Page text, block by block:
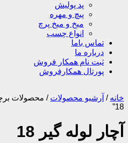
پد پولیش
پیچ و مهره
میخ و میخ پرچ
انواع چسب
تماس باما
درباره ما
ثبت نام همکار فروش
پورتال همکارفروش
خانه / آرشیو محصولات / محصولات
18”
آچار لوله گیر 18